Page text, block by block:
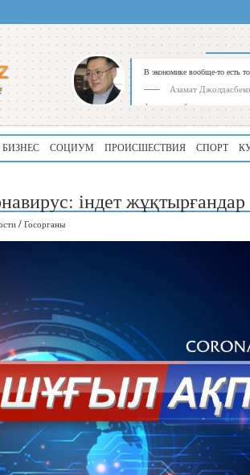
В экономике вообще-то есть
Азамат
фондовая биржа»
БИЗНЕС СОЦИУМ ПРОИСШЕСТВИЯ СПОРТ
індет
/ Госорганы